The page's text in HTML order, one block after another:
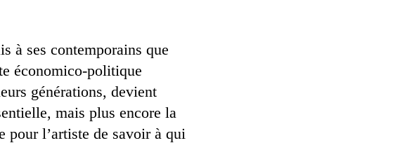
à ses contemporains que
économico-politique
générations, devient
mais plus encore la
pour l’artiste de savoir à qui